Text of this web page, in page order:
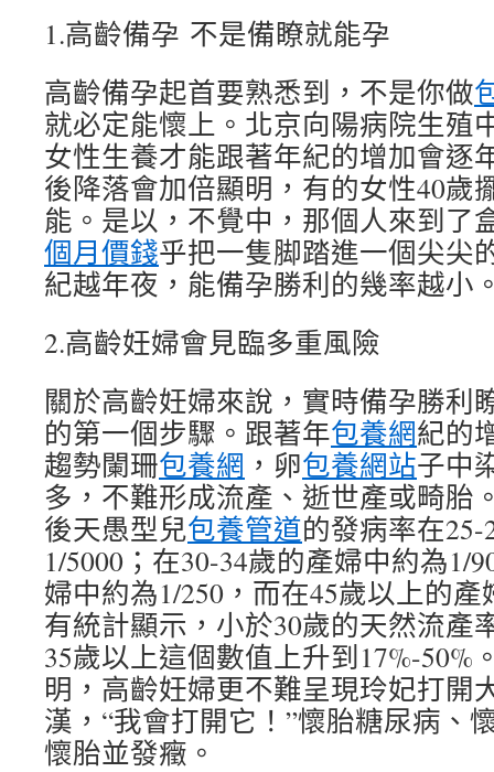
1.高齡備孕 不是備瞭就能孕
高齡備孕起首要熟悉到，不是你做
就必定能懷上。北京向陽病院生殖
女性生養才能跟著年紀的增加會逐
後降落會加倍顯明，有的女性40歲
能。是以，不覺中，那個人來到了
個月價錢乎把一隻脚踏進一個尖尖
紀越年夜，能備孕勝利的幾率越小
2.高齡妊婦會見臨多重風險
關於高齡妊婦來說，實時備孕勝利
的第一個步驟。跟著年包養網紀的
趨勢闌珊包養網 ，卵包養網站子中
多，不難形成流產、逝世產或畸胎
後天愚型兒包養管道的發病率在
1/5000；在30-34歲的產婦中約為1/
婦中約為1/250，而在45歲以上的
有統計顯示，小於30歲的天然流產
35歲以上這個數值上升到17%-50%
明，高齡妊婦更不難呈現玲妃打開
漢，“我會打開它！”懷胎糖尿病、
懷胎並發癥。